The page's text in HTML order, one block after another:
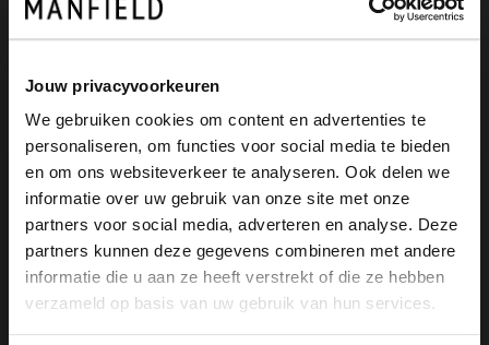
Jouw privacyvoorkeuren
We gebruiken cookies om content en advertenties te
personaliseren, om functies voor social media te bieden
en om ons websiteverkeer te analyseren. Ook delen we
informatie over uw gebruik van onze site met onze
partners voor social media, adverteren en analyse. Deze
partners kunnen deze gegevens combineren met andere
informatie die u aan ze heeft verstrekt of die ze hebben
verzameld op basis van uw gebruik van hun services.
Manfield
Dunkelblauer Veloursleder-Gürtel Blaue Pantoffeln mit Wollfutter
×
View this website in English?
It looks like your language isn't Dutch. Would
you like to switch to English?